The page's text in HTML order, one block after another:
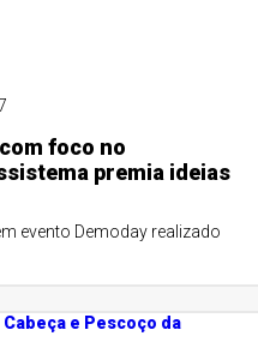
foco no
premia ideias
evento Demoday realizado